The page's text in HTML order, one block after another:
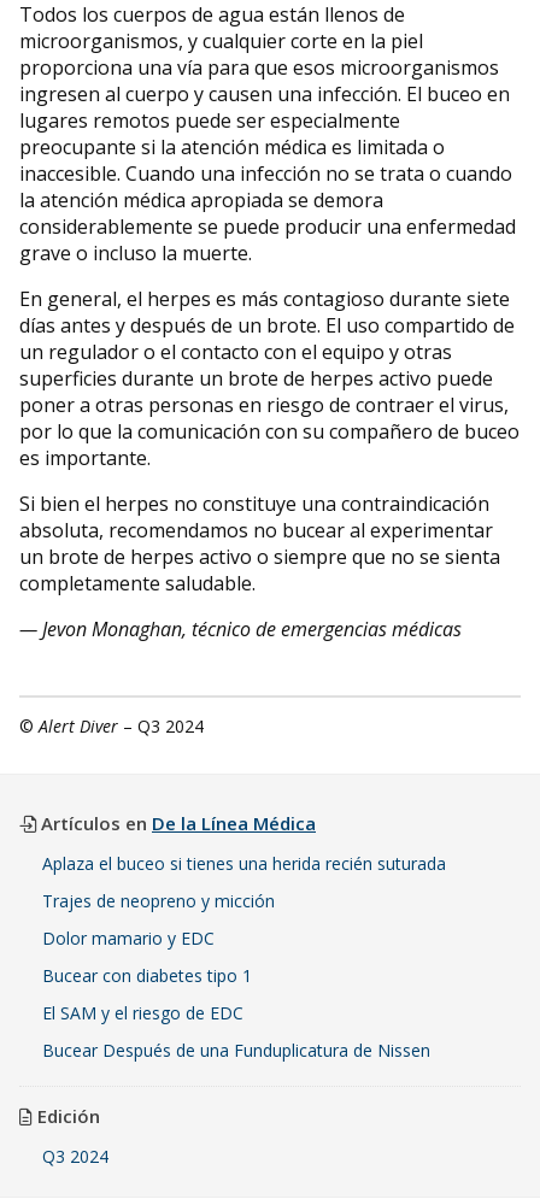
Todos los cuerpos de agua están llenos de
microorganismos, y cualquier corte en la piel
proporciona una vía para que esos microorganismos
ingresen al cuerpo y causen una infección. El buceo en
lugares remotos puede ser especialmente
preocupante si la atención médica es limitada o
inaccesible. Cuando una infección no se trata o cuando
la atención médica apropiada se demora
considerablemente se puede producir una enfermedad
grave o incluso la muerte.
En general, el herpes es más contagioso durante siete
días antes y después de un brote. El uso compartido de
un regulador o el contacto con el equipo y otras
superficies durante un brote de herpes activo puede
poner a otras personas en riesgo de contraer el virus,
por lo que la comunicación con su compañero de buceo
es importante.
Si bien el herpes no constituye una contraindicación
absoluta, recomendamos no bucear al experimentar
un brote de herpes activo o siempre que no se sienta
completamente saludable.
— Jevon Monaghan, técnico de emergencias médicas
©Alert Diver – Q3 2024
Artículos en De la Línea Médica
Aplaza el buceo si tienes una herida recién suturada
Trajes de neopreno y micción
Dolor mamario y EDC
Bucear con diabetes tipo 1
El SAM y el riesgo de EDC
Bucear Después de una Funduplicatura de Nissen
Edición
Q3 2024